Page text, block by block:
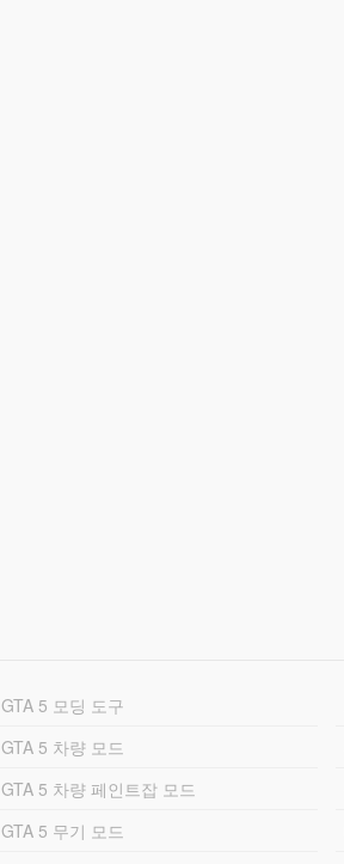
GTA 5 모딩 도구
GTA 5 차량 모드
GTA 5 차량 페인트잡 모드
GTA 5 무기 모드